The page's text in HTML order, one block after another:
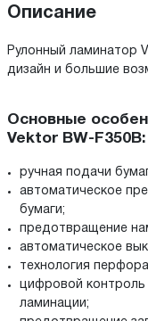
Описание
Рулонный ламинатор
дизайн и большие
Основные
Vektor BW-F350B:
ручная подачи
автоматическое
бумаги;
предотвращение
автоматическое
технология
цифровой контроль
ламинации;